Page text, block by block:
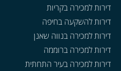
דירות למכירה בקריות
דירות להשקעה בחיפה
דירות למכירה בנווה שאנן
דירות למכירה ברוממה
דירות למכירה בעיר התחתית